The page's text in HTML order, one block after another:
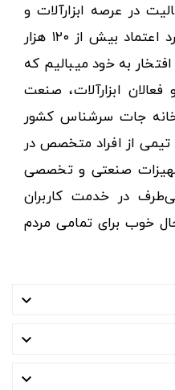
به ۱۰ سال فعالیت در عرصه ابزارآلات و
کالاهای صنعتی توانسته مورد اعتماد بیش از ۱۲۰ هزار
افتخار به خود میبالیم که
فعالان ابزارآلات، صنعت
جات سرشناس کشور
تیمی از افراد متخصص در
صنعتی و تخصصی
در خدمت کاربران
خوب برای تمامی مردم


